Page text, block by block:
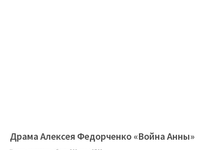
Драма Алексея Федорченко «Война Анны»